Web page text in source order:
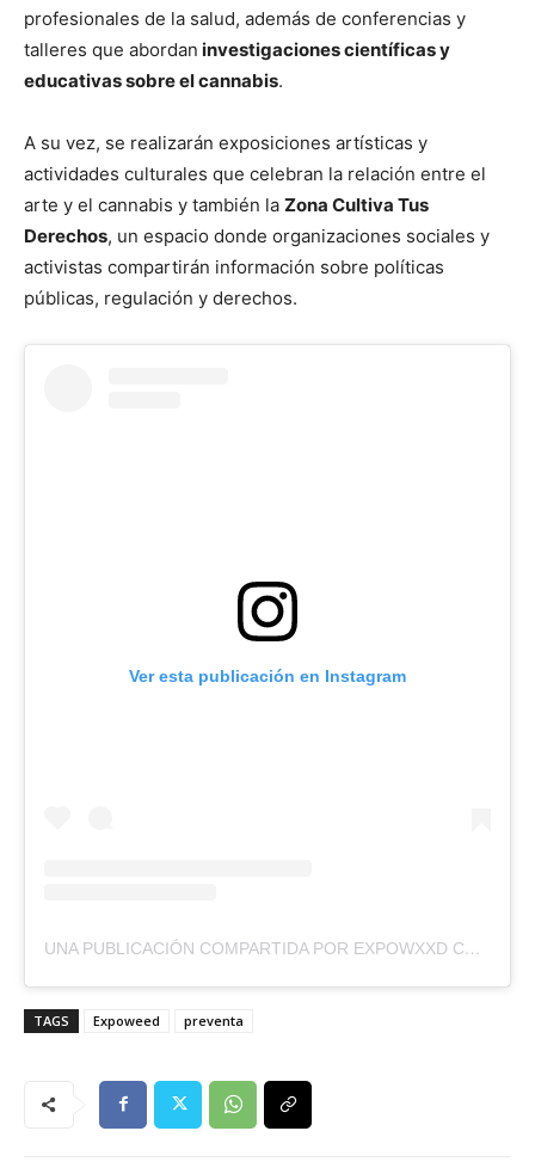
profesionales de la salud, además de conferencias y
talleres que abordan investigaciones científicas y
educativas sobre el cannabis.
A su vez, se realizarán exposiciones artísticas y
actividades culturales que celebran la relación entre el
arte y el cannabis y también la Zona Cultiva Tus
Derechos, un espacio donde organizaciones sociales y
activistas compartirán información sobre políticas
públicas, regulación y derechos.
Ver esta publicación en Instagram
UNA PUBLICACIÓN COMPARTIDA POR EXPOWXXD CHILE (@EXPOWXXD2025)
TAGS Expoweed preventa